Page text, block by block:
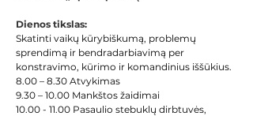
Dienos tikslas:
Skatinti vaikų kūrybiškumą, problemų
sprendimą ir bendradarbiavimą per
konstravimo, kūrimo ir komandinius iššūkius.
8.00 – 8.30 Atvykimas
9.30 – 10.00 Mankštos žaidimai
10.00 - 11.00 Pasaulio stebuklų dirbtuvės,